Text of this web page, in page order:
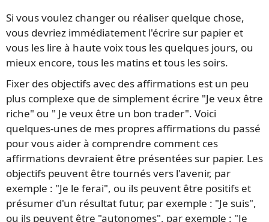
Si vous voulez changer ou réaliser quelque chose,
vous devriez immédiatement l'écrire sur papier et
vous les lire à haute voix tous les quelques jours, ou
mieux encore, tous les matins et tous les soirs.
Fixer des objectifs avec des affirmations est un peu
plus complexe que de simplement écrire "Je veux être
riche" ou " Je veux être un bon trader". Voici
quelques-unes de mes propres affirmations du passé
pour vous aider à comprendre comment ces
affirmations devraient être présentées sur papier. Les
objectifs peuvent être tournés vers l'avenir, par
exemple : "Je le ferai", ou ils peuvent être positifs et
présumer d'un résultat futur, par exemple : "Je suis",
ou ils peuvent être "autonomes", par exemple : "Je